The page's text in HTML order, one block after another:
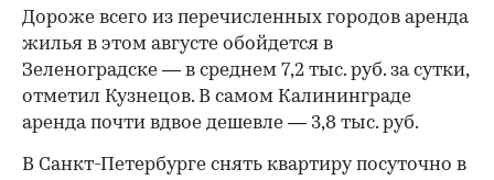
Дороже всего из перечисленных городов аренда
жилья в этом августе обойдется в
Зеленоградске — в среднем 7,2 тыс. руб. за сутки,
отметил Кузнецов. В самом Калининграде
аренда почти вдвое дешевле — 3,8 тыс. руб.
В Санкт-Петербурге снять квартиру посуточно в